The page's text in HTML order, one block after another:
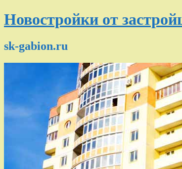
Новостройки от
sk-gabion.ru